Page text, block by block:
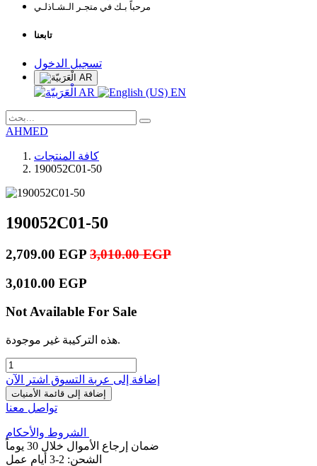
مرحباً بـك في متجـر الـشـاذلـي
تابعنا
تسجيل الدخول
AR
AR EN
AHMED
كافة المنتجات
190052C01-50
190052C01-50
2,709.00 EGP 3,010.00EGP
3,010.00 EGP
Not Available For Sale
هذه التركيبة غير موجودة.
إضافة إلى عربة التسوق اشترِ الآن
إضافة إلى قائمة الأمنيات
تواصل معنا
الشروط والأحكام
ضمان إرجاع الأموال خلال 30 يوماً
الشحن: 2-3 أيام عمل